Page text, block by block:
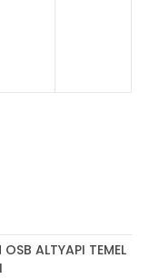
ALTYAPI TEMEL